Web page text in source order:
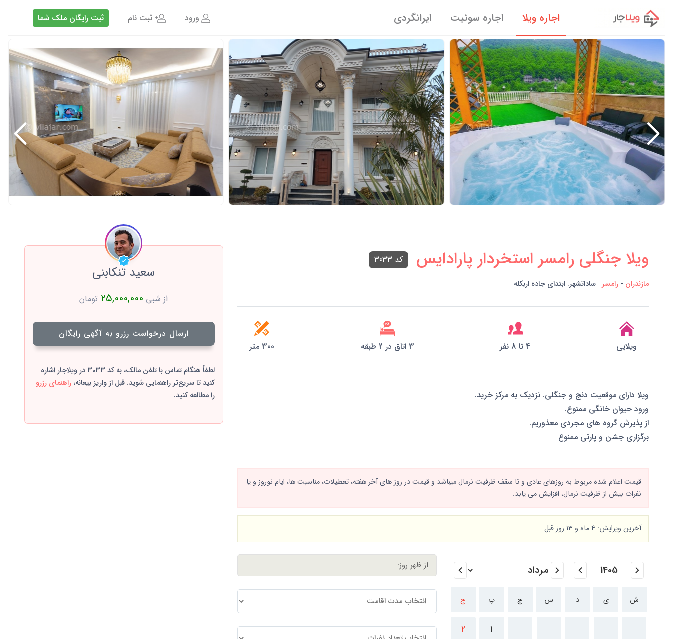
اجاره ویلا اجاره سوئیت ایرانگردی ورود ثبت نام ثبت رایگان ملک شما
ویلا جنگلی رامسر استخردار پارادایس کد 3033
مازندران - رامسر ساداتشهر. ابتدای جاده اربکله
ویلایی 4 تا 8 نفر 3 اتاق در 2 طبقه 300 متر
ویلا دارای موقعیت دنج و جنگلی. نزدیک به مرکز خرید.
ورود حیوان خانگی ممنوع.
از پذیرش گروه های مجردی معذوریم.
برگزاری جشن و پارتی ممنوع
قیمت اعلام شده مربوط به روزهای عادی و تا سقف ظرفیت نرمال میباشد و قیمت در روز های آخر هفته، تعطیلات، مناسبت ها، ایام نوروز و یا
نفرات بیش از ظرفیت نرمال، افزایش می یابد.
آخرین ویرایش: 4 ماه و 13 روز قبل
ش ی د س چ پ ج
1
2
سعید تنکابنی
از شبی 25,000,000 تومان
ارسال درخواست رزرو به آگهی رایگان
لطفاً هنگام تماس با تلفن مالک، به کد 3033 در ویلاجار اشاره
کنید تا سریع‌تر راهنمایی شوید. قبل از واریز بیعانه،راهنمای رزرو
را مطالعه کنید.